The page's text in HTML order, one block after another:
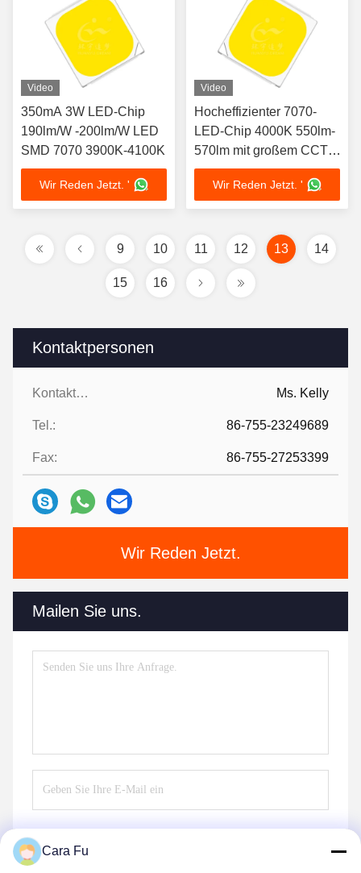
Kontaktpersonen
Kontaktpersonen: Ms. Kelly
Tel.: 86-755-23249689
Fax: 86-755-27253399
Wir Reden Jetzt.
Mailen Sie uns.
Video
350mA 3W LED-Chip
190lm/W -200lm/W LED
SMD 7070 3900K-4100K
Wir Reden Jetzt. '
Video
Hocheffizienter 7070-
LED-Chip 4000K 550lm-
570lm mit großem CCT-
Bereich
Wir Reden Jetzt. '
9 10 11 12 13 14
15 16
Cara Fu